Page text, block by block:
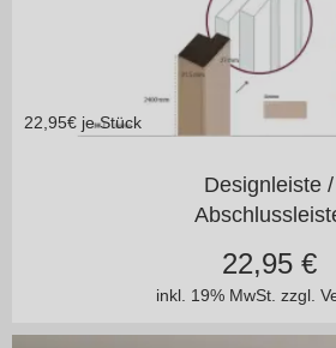
22,95€ je Stück
Designleiste /
inkl. 19% MwSt. zzgl.
22,95€